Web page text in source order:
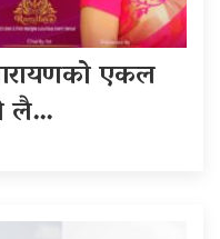
एकल
लै…